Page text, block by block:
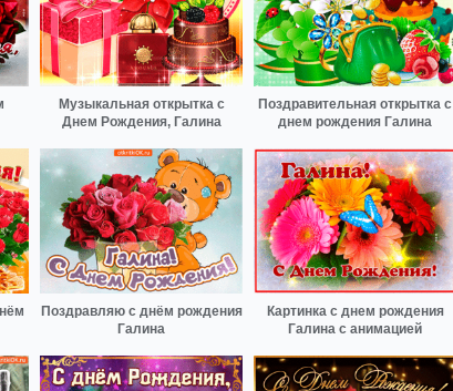
Музыкальная открытка с
Днем Рождения, Галина
Поздравительная открытка с
днем рождения Галина
Поздравляю с днём рождения
Галина
Картинка с днем рождения
Галина с анимацией